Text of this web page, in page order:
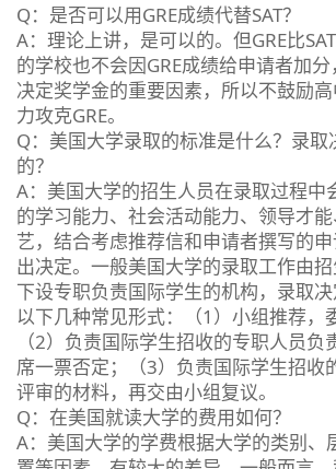
Q：是否可以用GRE成绩代替SAT？
A：理论上讲，是可以的。但GRE比
的学校也不会因GRE成绩给申请者加分
决定奖学金的重要因素，所以不鼓励
力攻克GRE。
Q：美国大学录取的标准是什么？录取
的？
A：美国大学的招生人员在录取过程中
的学习能力、社会活动能力、领导才
艺，结合考虑推荐信和申请者撰写的
出决定。一般美国大学的录取工作由招
下设专职负责国际学生的机构，录取
以下几种常见形式：（1）小组推荐，
（2）负责国际学生招收的专职人员负
席一票否定；（3）负责国际学生招收
评审的材料，再交由小组复议。
Q：在美国就读大学的费用如何？
A：美国大学的学费根据大学的类别、